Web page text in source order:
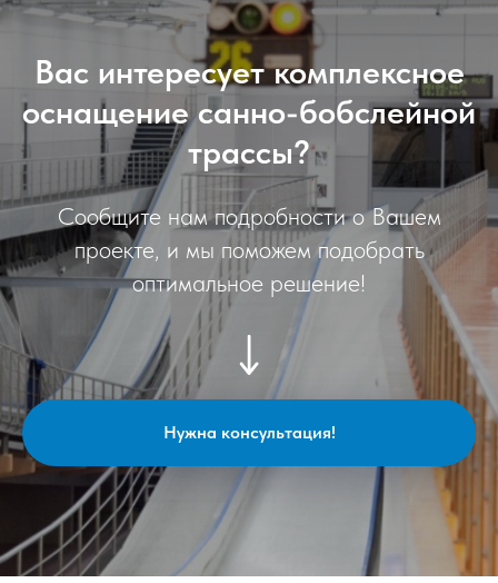
Вас интересует комплексное
оснащение санно-бобслейной
трассы?
Сообщите нам подробности о Вашем
проекте, и мы поможем подобрать
оптимальное решение!
Нужна консультация!